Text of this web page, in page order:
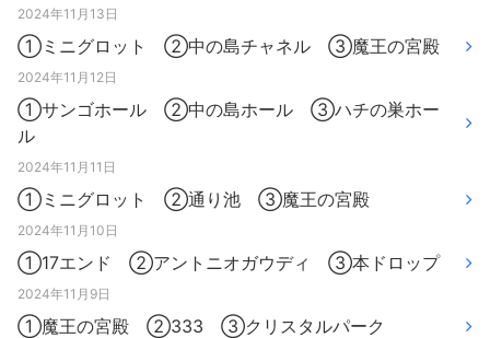
2024年11月13日
①ミニグロット ②中の島チャネル ③魔王の宮殿
2024年11月12日
①サンゴホール ②中の島ホール ③ハチの巣ホー
ル
2024年11月11日
①ミニグロット ②通り池 ③魔王の宮殿
2024年11月10日
①17エンド ②アントニオガウディ ③本ドロップ
2024年11月9日
①魔王の宮殿 ②333 ③クリスタルパーク